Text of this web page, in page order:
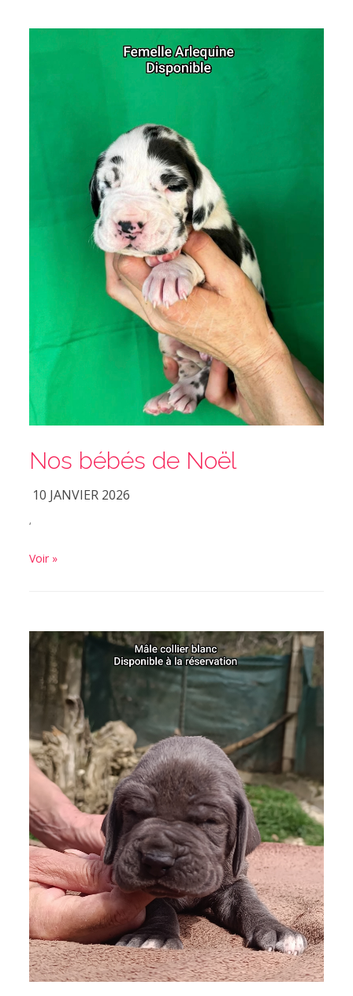
Nos bébés de Noël
10 JANVIER 2026
‘
Voir »